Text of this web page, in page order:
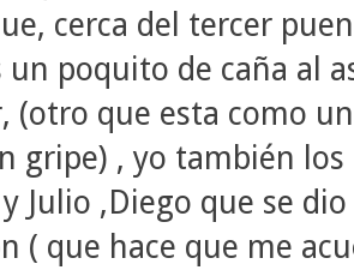
cerca del tercer
un poquito de caña al
(otro que esta como
gripe) , yo también
Julio ,Diego que se
( que hace que me